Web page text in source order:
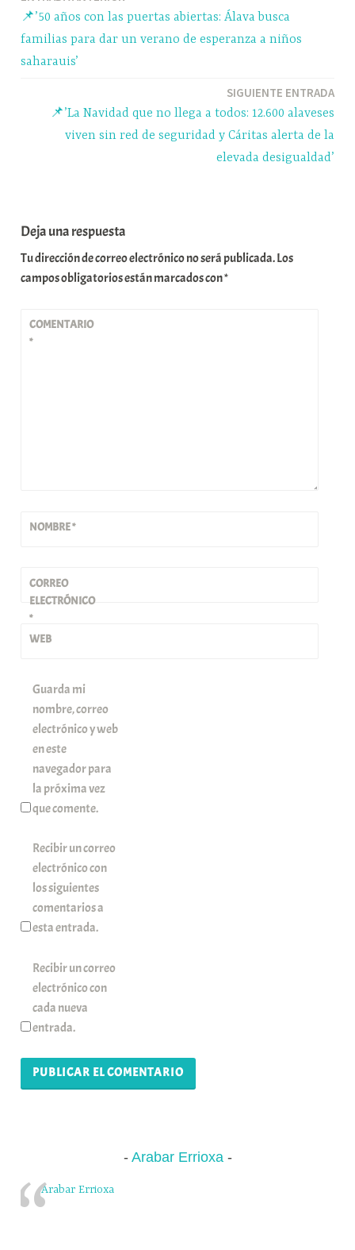
r
de
entradas
📌’50 años con las puertas abiertas: Álava busca
familias para dar un verano de esperanza a niños
saharauis’
SIGUIENTE ENTRADA
📌’La Navidad que no llega a todos: 12.600 alaveses
viven sin red de seguridad y Cáritas alerta de la
elevada desigualdad’
Deja una respuesta
Tu dirección de correo electrónico no será publicada.Los
campos obligatorios están marcados con*
COMENTARIO
*
NOMBRE*
CORREO
ELECTRÓNICO
*
WEB
Guarda mi
nombre, correo
electrónico y web
en este
navegador para
la próxima vez
que comente.
Recibir un correo
electrónico con
los siguientes
comentarios a
esta entrada.
Recibir un correo
electrónico con
cada nueva
entrada.
Arabar Errioxa
Arabar Errioxa